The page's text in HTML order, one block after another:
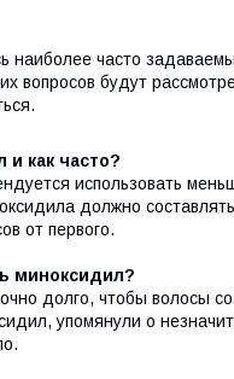
наиболее часто
вопросов будут
как часто?
использовать
должно
от первого.
миноксидил?
долго, чтобы волосы
упомянули о